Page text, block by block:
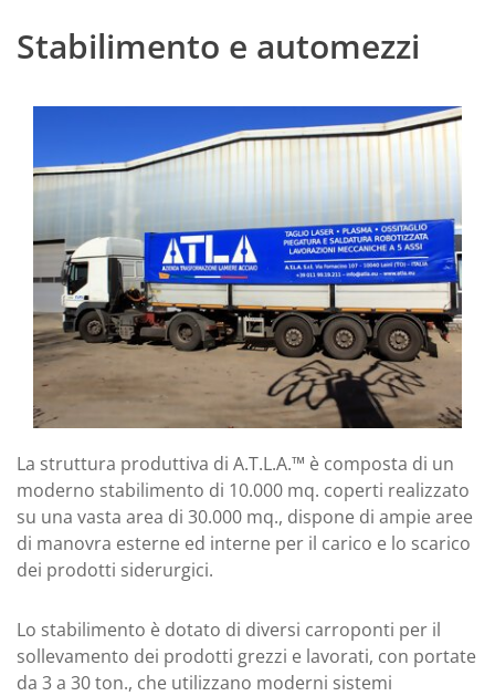
Stabilimento e automezzi
La struttura produttiva di A.T.L.A.™ è composta di un
moderno stabilimento di 10.000 mq. coperti realizzato
su una vasta area di 30.000 mq., dispone di ampie aree
di manovra esterne ed interne per il carico e lo scarico
dei prodotti siderurgici.
Lo stabilimento è dotato di diversi carroponti per il
sollevamento dei prodotti grezzi e lavorati, con portate
da 3 a 30 ton., che utilizzano moderni sistemi